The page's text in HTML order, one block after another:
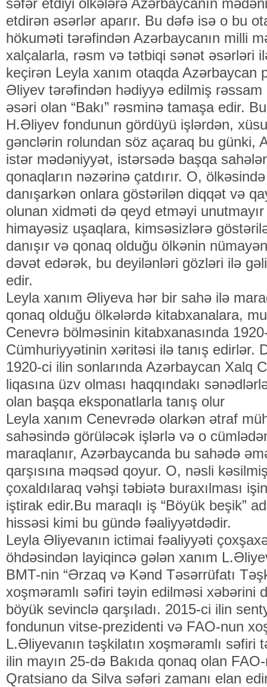
səfər etdiyi ölkələrə Azərbaycanın
etdirən əsərlər aparır. Bu dəfə isə o bu
hökuməti tərəfindən Azərbaycanın milli
xalçalarla, rəsm və tətbiqi sənət əsərləri
keçirən Leyla xanım otaqda Azərbaycan
Əliyev tərəfindən hədiyyə edilmiş
əsəri olan “Bakı” rəsminə tamaşa edir.
H.Əliyev fondunun gördüyü işlərdən,
gənclərin rolundan söz açaraq bu günki,
istər mədəniyyət, istərsədə başqa
qonaqların nəzərinə çatdırır. O,
danışarkən onlara göstərilən diqqət və
olunan xidməti də qeyd etməyi
himayəsiz uşaqlara, kimsəsizlərə
danışır və qonaq olduğu ölkənin
dəvət edərək, bu deyilənləri gözləri ilə
edir.
Leyla xanım Əliyeva hər bir sahə ilə
qonaq olduğu ölkələrdə kitabxanalara,
Cenevrə bölməsinin kitabxanasında
Cümhuriyyətinin xəritəsi ilə tanış edirlər.
1920-ci ilin sonlarında Azərbaycan Xalq
liqasına üzv olması haqqındakı
olan başqa eksponatlarla tanış olur
Leyla xanım Cenevrədə olarkən ətraf
sahəsində görüləcək işlərlə və o
maraqlanır, Azərbaycanda bu sahədə
qarşısına məqsəd qoyur. O, nəsli
çoxaldılaraq vəhşi təbiətə buraxılması
iştirak edir.Bu maraqlı iş “Böyük beşik”
hissəsi kimi bu gündə fəaliyyətdədir.
Leyla Əliyevanın ictimai fəaliyyəti
öhdəsindən layiqincə gələn xanım
BMT-nin “Ərzaq və Kənd Təsərrüfatı
xoşməramlı səfiri təyin edilməsi xəbərini
böyük sevinclə qarşıladı. 2015-ci ilin
fondunun vitse-prezidenti və FAO-nun
L.Əliyevanın təşkilatın xoşməramlı səfiri
ilin mayın 25-də Bakıda qonaq olan
Qratsiano da Silva səfəri zamanı elan